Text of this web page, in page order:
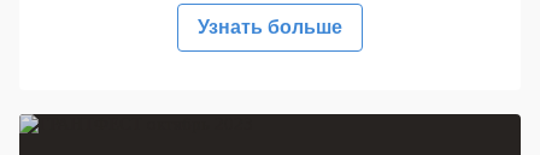
Узнать больше